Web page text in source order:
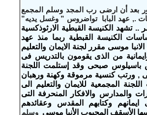
بعد أن ارضى رب المجد وسلم المجمع
., عهد البابا تواضروس ” وغسل يديه”
.. تشهد الكنيسة القبطية الارثوذكسية
الكنيسة القبطية ربما منذ عهد
موسى مقرر لجنة الايمان والتعليم
من الذى يقومون بالتدريس فى
نصيف والقس باسيلوس صبحى وقد إستلمت اللجنة
وكنسى وايمانى , ورتب كنسية مرموقة وكهنة ورهبان
المجمعية للايمان والتعليم الى
والمدارس والافكار المنحرفة التى
وكتابهم المقدس وعقائدهم
الأسقف المحبوب الأنبا موسى وسلم